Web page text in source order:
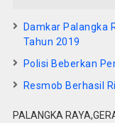
Damkar Palangka
Tahun 2019
Polisi Beberkan
Resmob Berhasil
PALANGKA